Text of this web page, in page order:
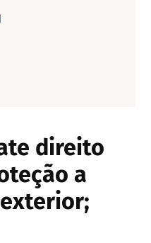
direito
a